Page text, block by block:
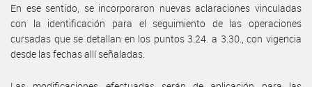
En ese sentido, se incorporaron nuevas aclaraciones vinculadas
con la identificación para el seguimiento de las operaciones
cursadas que se detallan en los puntos 3.24. a 3.30., con vigencia
desde las fechas allí señaladas.